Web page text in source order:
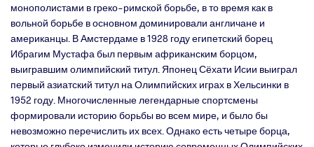
монополистами в греко-римской борьбе, в то время как в
вольной борьбе в основном доминировали англичане и
американцы. В Амстердаме в 1928 году египетский борец
Ибрагим Мустафа был первым африканским борцом,
выигравшим олимпийский титул. Японец Сёхати Исии выиграл
первый азиатский титул на Олимпийских играх в Хельсинки в
1952 году. Многочисленные легендарные спортсмены
формировали историю борьбы во всем мире, и было бы
невозможно перечислить их всех. Однако есть четыре борца,